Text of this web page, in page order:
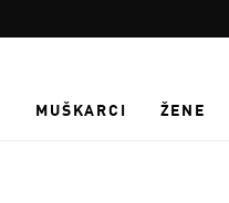
MUŠKARCI ŽENE